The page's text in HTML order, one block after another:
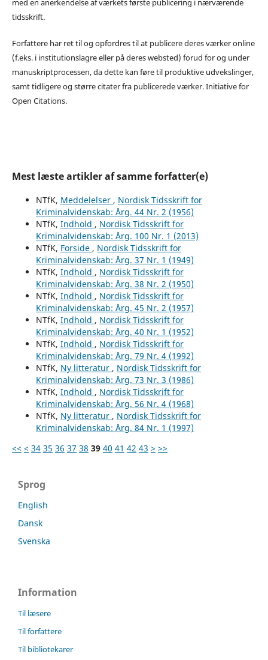
med en anerkendelse af værkets første publicering i nærværende
tidsskrift.
Forfattere har ret til og opfordres til at publicere deres værker online
(f.eks. i institutionslagre eller på deres websted) forud for og under
manuskriptprocessen, da dette kan føre til produktive udvekslinger,
samt tidligere og større citater fra publicerede værker. Initiative for
Open Citations.
Mest læste artikler af samme forfatter(e)
NTfK, Meddelelser , Nordisk Tidsskrift for
Kriminalvidenskab: Årg. 44 Nr. 2 (1956)
NTfK, Indhold , Nordisk Tidsskrift for
Kriminalvidenskab: Årg. 100 Nr. 1 (2013)
NTfK, Forside , Nordisk Tidsskrift for
Kriminalvidenskab: Årg. 37 Nr. 1 (1949)
NTfK, Indhold , Nordisk Tidsskrift for
Kriminalvidenskab: Årg. 38 Nr. 2 (1950)
NTfK, Indhold , Nordisk Tidsskrift for
Kriminalvidenskab: Årg. 45 Nr. 2 (1957)
NTfK, Indhold , Nordisk Tidsskrift for
Kriminalvidenskab: Årg. 40 Nr. 1 (1952)
NTfK, Indhold , Nordisk Tidsskrift for
Kriminalvidenskab: Årg. 79 Nr. 4 (1992)
NTfK, Ny litteratur , Nordisk Tidsskrift for
Kriminalvidenskab: Årg. 73 Nr. 3 (1986)
NTfK, Indhold , Nordisk Tidsskrift for
Kriminalvidenskab: Årg. 56 Nr. 4 (1968)
NTfK, Ny litteratur , Nordisk Tidsskrift for
Kriminalvidenskab: Årg. 84 Nr. 1 (1997)
<< < 34 35 36 37 38 39 40 41 42 43 > >>
Sprog
English
Dansk
Svenska
Information
Til læsere
Til forfattere
Til bibliotekarer